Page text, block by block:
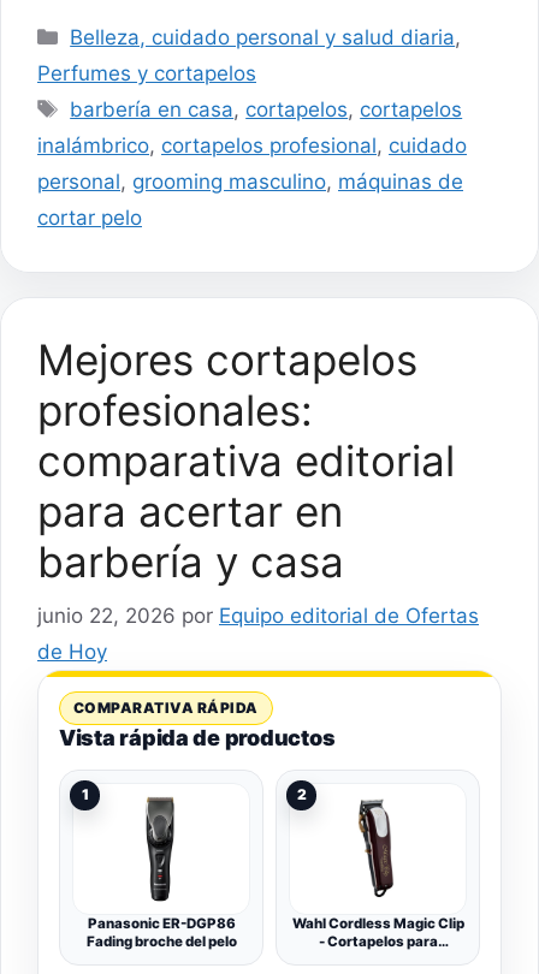
Categorías
Belleza, cuidado personal y salud diaria,
Perfumes y cortapelos
Etiquetas
barbería en casa, cortapelos, cortapelos
inalámbrico, cortapelos profesional, cuidado
personal, grooming masculino, máquinas de
cortar pelo
Mejores cortapelos
profesionales:
comparativa editorial
para acertar en
barbería y casa
junio 22, 2026 por Equipo editorial de Ofertas
de Hoy
COMPARATIVA RÁPIDA
Vista rápida de productos
1
Panasonic ER-DGP86
Fading broche del pelo
2
Wahl Cordless Magic Clip
- Cortapelos para